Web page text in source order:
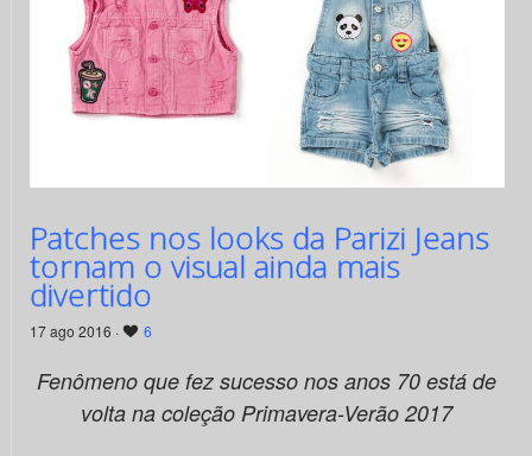
Patches nos looks da Parizi Jeans
tornam o visual ainda mais
divertido
17 ago 2016 · 6
Fenômeno que fez sucesso nos anos 70 está de
volta na coleção Primavera-Verão 2017